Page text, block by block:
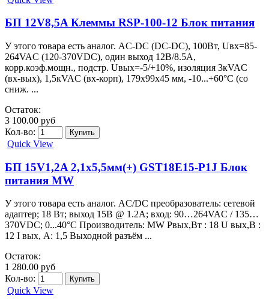
БП 12V8,5A Клеммы RSP-100-12 Блок питания
У этого товара есть аналог. AC-DC (DC-DC), 100Вт, Uвх=85-
264VAC (120-370VDC), один выход 12В/8.5А,
корр.коэф.мощн., подстр. Uвых=-5/+10%, изоляция 3кVAC
(вх-вых), 1,5кVAC (вх-корп), 179х99х45 мм, -10...+60°С (со
сниж. ...
Остаток:
3 100.00 руб
Кол-во:
Quick View
БП 15V1,2A 2,1х5,5мм(+) GST18E15-P1J Блок
питания MW
У этого товара есть аналог. AC/DC преобразователь: сетевой
адаптер; 18 Вт; выход 15В @ 1.2А; вход: 90…264VAC / 135…
370VDC; 0...40°C Производитель: MW Рвых,Вт : 18 U вых,В :
12 I вых, А: 1,5 Выходной разъём ...
Остаток:
1 280.00 руб
Кол-во:
Quick View